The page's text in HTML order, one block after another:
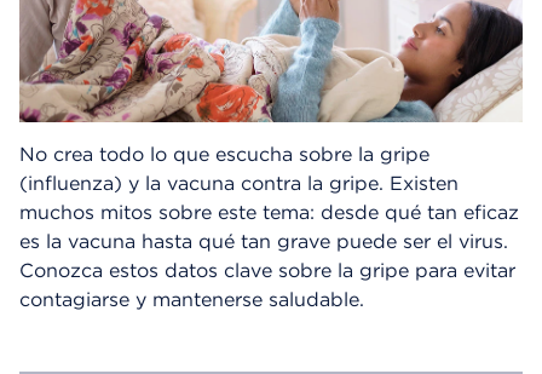
No crea todo lo que escucha sobre la gripe
(influenza) y la vacuna contra la gripe. Existen
muchos mitos sobre este tema: desde qué tan eficaz
es la vacuna hasta qué tan grave puede ser el virus.
Conozca estos datos clave sobre la gripe para evitar
contagiarse y mantenerse saludable.